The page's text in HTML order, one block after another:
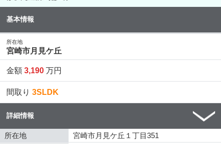
基本情報
所在地
宮崎市月見ケ丘
金額3,190 万円
間取り3SLDK
詳細情報
所在地
宮崎市月見ケ丘１丁目351